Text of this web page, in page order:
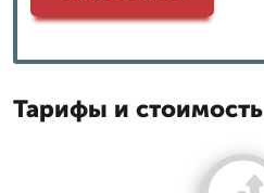
Тарифы и стоимость